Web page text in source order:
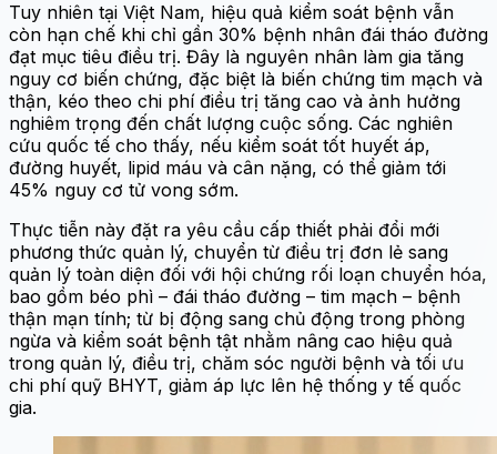
Tuy nhiên tại Việt Nam, hiệu quả kiểm soát bệnh vẫn
còn hạn chế khi chỉ gần 30% bệnh nhân đái tháo đường
đạt mục tiêu điều trị. Đây là nguyên nhân làm gia tăng
nguy cơ biến chứng, đặc biệt là biến chứng tim mạch và
thận, kéo theo chi phí điều trị tăng cao và ảnh hưởng
nghiêm trọng đến chất lượng cuộc sống. Các nghiên
cứu quốc tế cho thấy, nếu kiểm soát tốt huyết áp,
đường huyết, lipid máu và cân nặng, có thể giảm tới
45% nguy cơ tử vong sớm.
Thực tiễn này đặt ra yêu cầu cấp thiết phải đổi mới
phương thức quản lý, chuyển từ điều trị đơn lẻ sang
quản lý toàn diện đối với hội chứng rối loạn chuyển hóa,
bao gồm béo phì – đái tháo đường – tim mạch – bệnh
thận mạn tính; từ bị động sang chủ động trong phòng
ngừa và kiểm soát bệnh tật nhằm nâng cao hiệu quả
trong quản lý, điều trị, chăm sóc người bệnh và tối ưu
chi phí quỹ BHYT, giảm áp lực lên hệ thống y tế quốc
gia.